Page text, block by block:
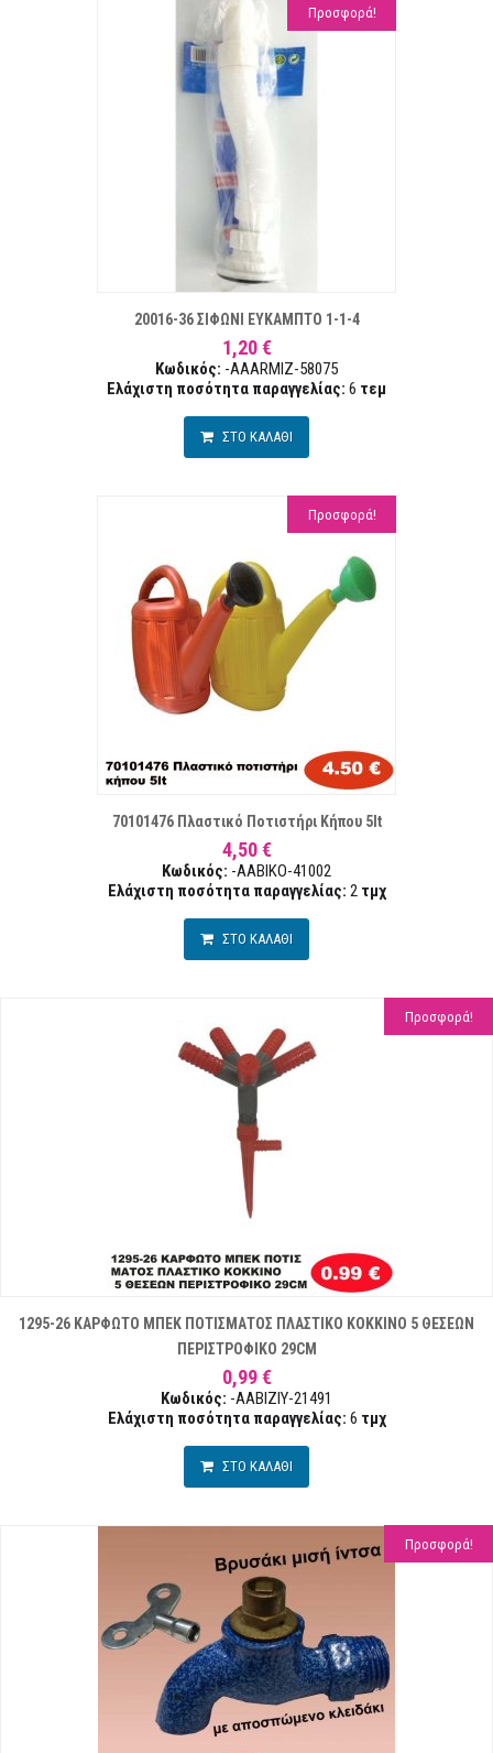
Προσφορά!
20016-36 ΣΙΦΩΝΙ ΕΥΚΑΜΠΤΟ 1-1-4
1,20 €
Κωδικός: -AAARMIZ-58075
Ελάχιστη ποσότητα παραγγελίας: 6 τεμ
ΣΤΟ ΚΑΛΑΘΙ
Προσφορά!
70101476 Πλαστικό Ποτιστήρι Κήπου 5lt
4,50 €
Κωδικός: -AABIKO-41002
Ελάχιστη ποσότητα παραγγελίας: 2 τμχ
ΣΤΟ ΚΑΛΑΘΙ
Προσφορά!
1295-26 ΚΑΡΦΩΤΟ ΜΠΕΚ ΠΟΤΙΣΜΑΤΟΣ ΠΛΑΣΤΙΚΟ ΚΟΚΚΙΝΟ 5 ΘΕΣΕΩΝ
ΠΕΡΙΣΤΡΟΦΙΚΟ 29CM
0,99 €
Κωδικός: -AABIZIY-21491
Ελάχιστη ποσότητα παραγγελίας: 6 τμχ
ΣΤΟ ΚΑΛΑΘΙ
Προσφορά!